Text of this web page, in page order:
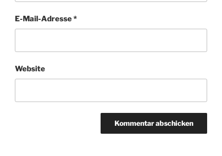
E-Mail-Adresse*
Website